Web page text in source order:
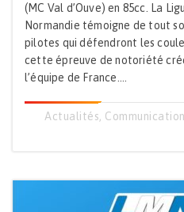
(MC Val d’Ouve) en 85cc. La
Normandie témoigne de tout
pilotes qui défendront les
cette épreuve de notoriété
l’équipe de France....
Actualités Communication